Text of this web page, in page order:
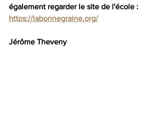
également regarder le site de l'école :
https://labonnegraine.org/
Jérôme Theveny